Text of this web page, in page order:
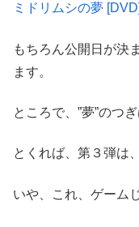
ミドリムシの夢 [DVD]
もちろん公開日が決
ます。
ところで、”夢”のつぎ
とくれば、第３弾は
いや、これ、ゲーム